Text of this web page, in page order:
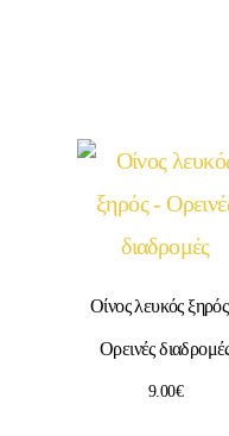
Οίνος λευκός
Ορεινές
9.00€